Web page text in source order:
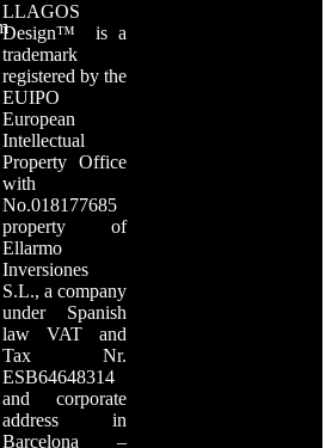
LLAGOS
Design™
is a
trademark
registered by the
EUIPO
European
Intellectual
Property Office
with
No.018177685
property of
Ellarmo
Inversiones
S.L., a company
under Spanish
law
VAT and
Tax Nr.
ESB64648314
and corporate
address in
Barcelona –